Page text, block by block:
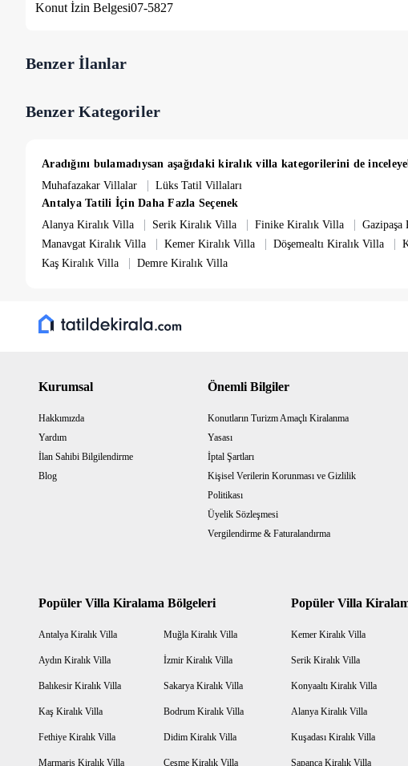
5 ve 7 gün üzeri konaklamalarda özel fiyatlandırma yapılmaktadır. Havuz
12 Kişiden fazla konaklamalarda ek misafir için gecelik 1.250 TL ücret
Konut İzin Belgesi07-5827
Benzer İlanlar
Benzer Kategoriler
Aradığını bulamadıysan aşağıdaki kiralık villa kategorilerini de
Muhafazakar Villalar
| Lüks Tatil Villaları
Antalya Tatili İçin Daha Fazla Seçenek
Alanya Kiralık Villa
| Serik Kiralık Villa | Finike Kiralık Villa |
Manavgat Kiralık Villa | Kemer Kiralık Villa | Döşemealtı Kiralık Villa |
Kaş Kiralık Villa | Demre Kiralık Villa
Kurumsal
Hakkımızda
Yardım
İlan Sahibi Bilgilendirme
Blog
Önemli Bilgiler
Konutların Turizm Amaçlı Kiralanma
Yasası
İptal Şartları
Kişisel Verilerin Korunması ve Gizlilik
Politikası
Üyelik Sözleşmesi
Vergilendirme & Faturalandırma
Popüler Villa Kiralama Bölgeleri
Antalya Kiralık Villa Muğla Kiralık Villa
Aydın Kiralık Villa İzmir Kiralık Villa
Balıkesir Kiralık Villa Sakarya Kiralık Villa
Kaş Kiralık Villa Bodrum Kiralık Villa
Fethiye Kiralık Villa Didim Kiralık Villa
Marmaris Kiralık Villa Çeşme Kiralık Villa
Popüler Villa
Kemer Kiralık Villa
Serik Kiralık Villa
Konyaaltı Kiralık Villa
Alanya Kiralık Villa
Kuşadası Kiralık Villa
Sapanca Kiralık Villa